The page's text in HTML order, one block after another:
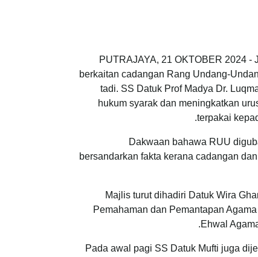
PUTRAJAYA, 21 OKTOBER 2024 -
berkaitan cadangan Rang Undang-
tadi. SS Datuk Prof Madya Dr.
hukum syarak dan meningkatkan
terpakai
Dakwaan bahawa RUU
bersandarkan fakta kerana cadangan
Majlis turut dihadiri Datuk Wira
Pemahaman dan Pemantapan
Ehwal
Pada awal pagi SS Datuk Mufti juga